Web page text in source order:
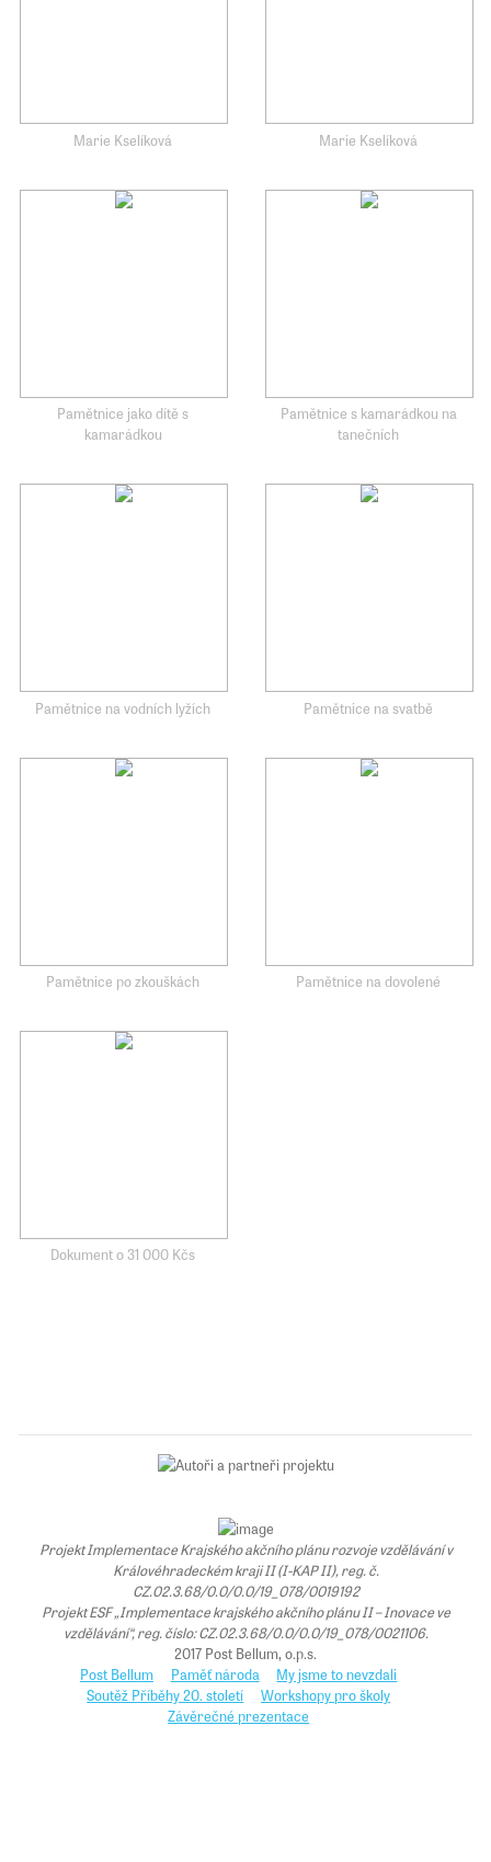
Marie Kselíková Marie Kselíková
Pamětnice jako dítě s
kamarádkou
Pamětnice s kamarádkou na
tanečních
Pamětnice na vodních lyžích Pamětnice na svatbě
Pamětnice po zkouškách Pamětnice na dovolené
Dokument o 31 000 Kčs
Projekt Implementace Krajského akčního plánu rozvoje vzdělávání v
Královéhradeckém kraji II (I-KAP II), reg. č.
CZ.02.3.68/0.0/0.0/19_078/0019192
Projekt ESF „Implementace krajského akčního plánu II – Inovace ve
vzdělávání“, reg. číslo: CZ.02.3.68/0.0/0.0/19_078/0021106.
2017 Post Bellum, o.p.s.
Post Bellum
Paměť národa
My jsme to nevzdali
Soutěž Příběhy 20. století
Workshopy pro školy
Závěrečné prezentace